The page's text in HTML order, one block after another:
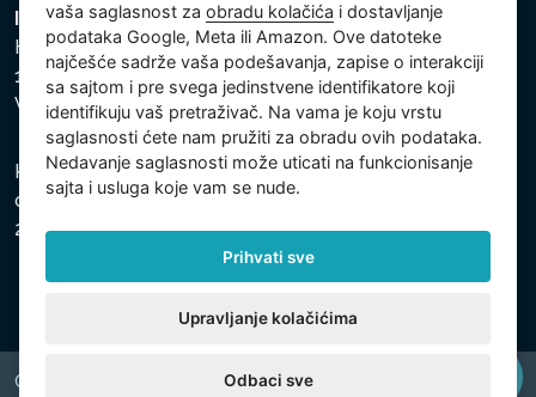
Intex Trading, s.r.o.
Hradecká 2526/3
130 00 Praha 3
Vinohrady - Česká republika
Kompanija je registrovana u Opštinskom sudu u Pragu,
odeljak C, uložak 74759, Identifikacioni broj kompanije:
26150808, Poreski identifikacioni broj: CZ26150808.
Copyright © 2026 INTEX TRADING s.r.o. All rights reserved.
vaša saglasnost zaobradu kolačića i dostavljanje
podataka Google, Meta ili Amazon. Ove datoteke
najčešće sadrže vaša podešavanja, zapise o interakciji
sa sajtom i pre svega jedinstvene identifikatore koji
identifikuju vaš pretraživač. Na vama je koju vrstu
saglasnosti ćete nam pružiti za obradu ovih podataka.
Nedavanje saglasnosti može uticati na funkcionisanje
sajta i usluga koje vam se nude.
Prihvati sve
Upravljanje kolačićima
Odbaci sve